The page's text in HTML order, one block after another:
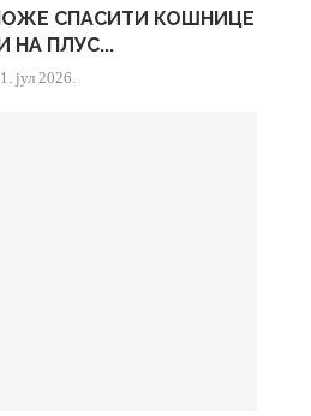
СПАСИТИ КОШНИЦЕ
НА ПЛУС...
јул 2026.